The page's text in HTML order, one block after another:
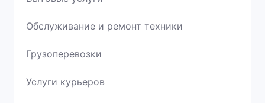
Обслуживание и ремонт техники
Грузоперевозки
Услуги курьеров